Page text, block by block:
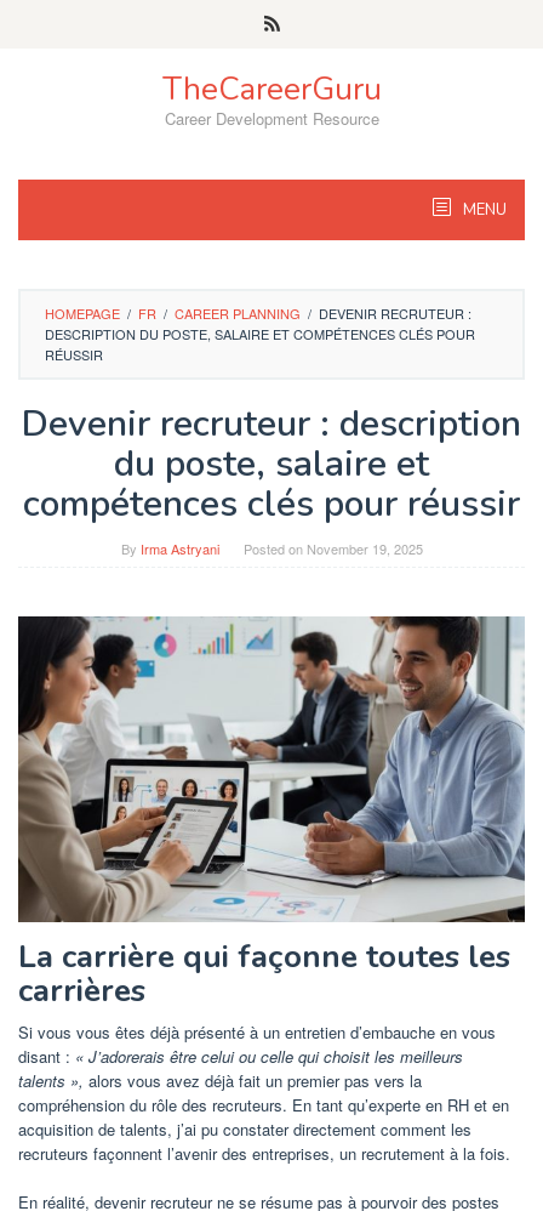
TheCareerGuru
Career Development Resource
MENU
HOMEPAGE / FR / CAREER PLANNING / DEVENIR RECRUTEUR :
DESCRIPTION DU POSTE, SALAIRE ET COMPÉTENCES CLÉS POUR
RÉUSSIR
Devenir recruteur : description
du poste, salaire et
compétences clés pour réussir
By Irma Astryani Posted on November 19, 2025
La carrière qui façonne toutes les
carrières
Si vous vous êtes déjà présenté à un entretien d’embauche en vous
disant : « J’adorerais être celui ou celle qui choisit les meilleurs
talents », alors vous avez déjà fait un premier pas vers la
compréhension du rôle des recruteurs. En tant qu’experte en RH et en
acquisition de talents, j’ai pu constater directement comment les
recruteurs façonnent l’avenir des entreprises, un recrutement à la fois.
En réalité, devenir recruteur ne se résume pas à pourvoir des postes